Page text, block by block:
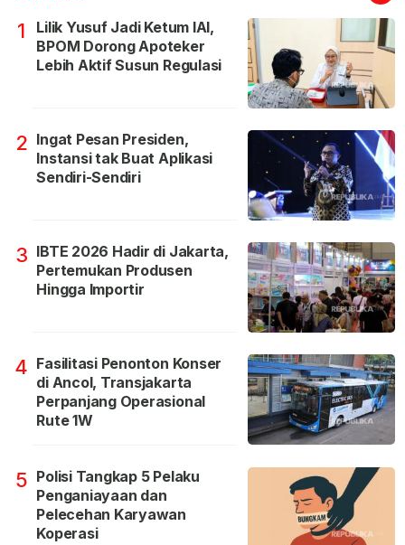
1
Lilik Yusuf Jadi Ketum IAI,
BPOM Dorong Apoteker
Lebih Aktif Susun Regulasi
2 Ingat Pesan Presiden,
Instansi tak Buat Aplikasi
Sendiri-Sendiri
3 IBTE 2026 Hadir di Jakarta,
Pertemukan Produsen
Hingga Importir
4 Fasilitasi Penonton Konser
di Ancol, Transjakarta
Perpanjang Operasional
Rute 1W
5 Polisi Tangkap 5 Pelaku
Penganiayaan dan
Pelecehan Karyawan
Koperasi